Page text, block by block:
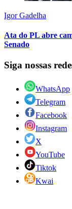
Igor Gadelha
Ata do PL abre
Senado
Siga nossas
WhatsApp
Telegram
Facebook
Instagram
X
YouTube
Tiktok
Kwai